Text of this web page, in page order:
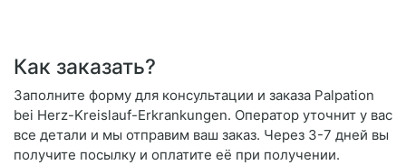
Как заказать?
Заполните форму для консультации и заказа Palpation
bei Herz-Kreislauf-Erkrankungen. Оператор уточнит у вас
все детали и мы отправим ваш заказ. Через 3-7 дней вы
получите посылку и оплатите её при получении.